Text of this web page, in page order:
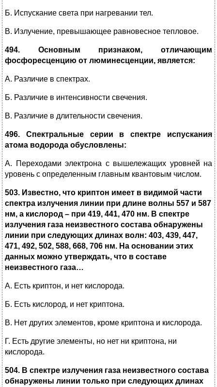
Б. Испускание света при нагревании тел.
В. Излучение, превышающее равновесное тепловое.
494. Основным признаком, отличающим
фосфоресценцию от люминесценции, является:
А. Различие в спектрах.
Б. Различие в интенсивности свечения.
В. Различие в длительности свечения.
496. Спектральные серии в спектре испускания
атома водорода обусловлены:
А. Переходами электрона с вышележащих уровней на
уровень с определенным главным квантовым числом.
503. Известно, что криптон имеет в видимой части
спектра излучения линии при длине волны 557 и 587
нм, а кислород – при 419, 441, 470 нм. В спектре
излучения газа неизвестного состава обнаружены
линии при следующих длинах волн: 403, 439, 447,
471, 492, 502, 588, 668, 706 нм. На основании этих
данных можно утверждать, что в составе
неизвестного газа…
А. Есть криптон, и нет кислорода.
Б. Есть кислород, и нет криптона.
В. Нет других элементов, кроме криптона и кислорода.
Г. Есть другие элементы, но нет ни криптона, ни
кислорода.
504. В спектре излучения газа неизвестного состава
обнаружены линии только при следующих длинах